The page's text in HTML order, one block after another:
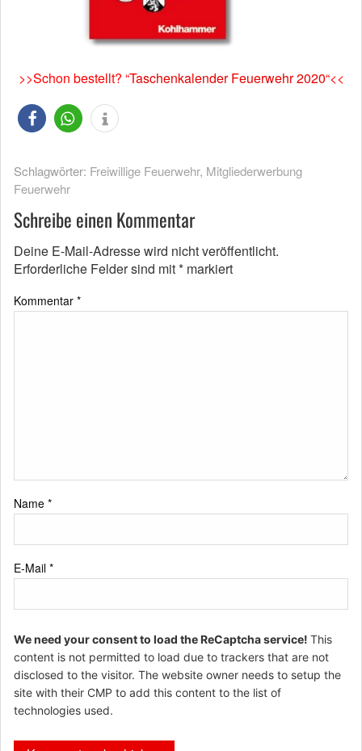
>>Schon bestellt? “Taschenkalender Feuerwehr 2020“<<
Schlagwörter: Freiwillige Feuerwehr, Mitgliederwerbung
Feuerwehr
Schreibe einen Kommentar
Deine E-Mail-Adresse wird nicht veröffentlicht.
Erforderliche Felder sind mit* markiert
Kommentar *
Name *
E-Mail *
We need your consent to load the ReCaptcha service! This
content is not permitted to load due to trackers that are not
disclosed to the visitor. The website owner needs to setup the
site with their CMP to add this content to the list of
technologies used.